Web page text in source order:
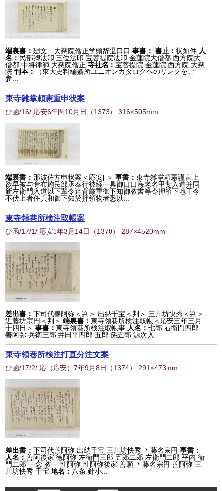
端裏書：廻文 大慈院僧正学頭辞退口口 事書： 書止：状如件 人
名： 民部卿法印 三位法印 宝菩提院法印 金蓮院大僧都 西方院大
僧都 中将律師 大慈院僧正 寺社名：宝菩提院 金蓮院 西方院 大慈
院 刊本：
（東大史料編纂所ユニオンカタログへのリンクをご
参...
東寺雑掌頼憲重申状案
ひ函/16/ 応安6年閏10月日 （1373） 316×505mm
端裏書：那波佐方申状案＜応安[ ＞ 事書：東寺雑掌頼憲謹言上
欲早被与奪布施民部丞奉行被経一具御口口海老名甲斐入道并同
新左衛門入道以下輩令達背厳重御下知御教書等令押領下地干今
不伏上者任貞和御下知於押領物者悉以...
東寺領巷所検注取帳案
ひ函/17/1/ 応安3年3月14日 （1370） 287×4520mm
差出書：下司代善阿弥＜判＞ 出納千宝＜判＞ 三川坊快秀＜判＞
近藤坊宗円＜判＞ 端裏書：東寺領巷所検注取帳＜応安三年三月
十四日＞ 事書：東寺領巷所検注取帳事 人名：七郎 右衛門四郎
善阿弥 兵衛三郎 井田平四郎 五郎 孫五郎 源次入...
東寺領巷所検注打直分注文案
ひ函/17/2/ 応（応安）7年9月8日 （1374） 291×473mm
差出書：下司代善阿弥 出納千宝 三川坊快秀 ＊藤名宗円 事書：
人名：善阿後家 徳阿弥 左衛門三郎 五郎二郎 左衛門二郎 平内 衛
門二郎 一念 教一 性阿弥 性阿弥後家 善願 ＊藤名宗円 善阿弥 三
川坊快秀 千宝 地名： 八条 針小...